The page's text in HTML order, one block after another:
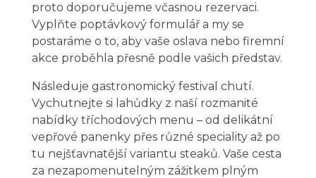
proto doporučujeme včasnou rezervaci.
Vyplňte poptávkový formulář a my se
postaráme o to, aby vaše oslava nebo firemní
akce proběhla přesně podle vašich představ.
Následuje gastronomický festival chutí.
Vychutnejte si lahůdky z naší rozmanité
nabídky tříchodových menu – od delikátní
vepřové panenky přes různé speciality až po
tu nejšťavnatější variantu steaků. Vaše cesta
za nezapomenutelným zážitkem plným